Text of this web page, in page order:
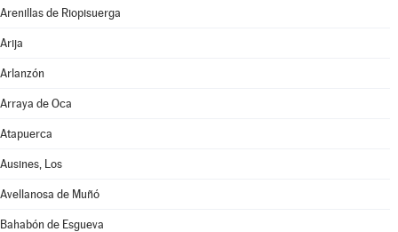
Arenillas de Riopisuerga
Arija
Arlanzón
Arraya de Oca
Atapuerca
Ausines, Los
Avellanosa de Muñó
Bahabón de Esgueva